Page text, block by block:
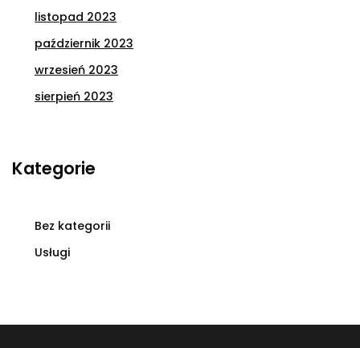
listopad 2023
październik 2023
wrzesień 2023
sierpień 2023
Kategorie
Bez kategorii
Usługi